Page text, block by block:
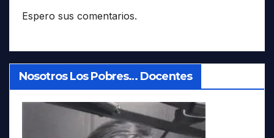
Espero sus comentarios.
Nosotros Los Pobres… Docentes